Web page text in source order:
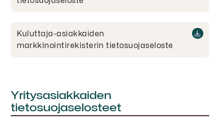
Kuluttaja-asiakkaiden
markkinointirekisterin tietosuojaseloste
Yritysasiakkaiden
tietosuojaselosteet